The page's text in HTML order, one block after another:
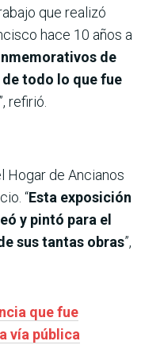
que realizó
hace 10 años a
de
todo lo que fue
”, refirió.
Hogar de Ancianos
“Esta exposición
y pintó para el
sus tantas obras”,
que fue
vía pública